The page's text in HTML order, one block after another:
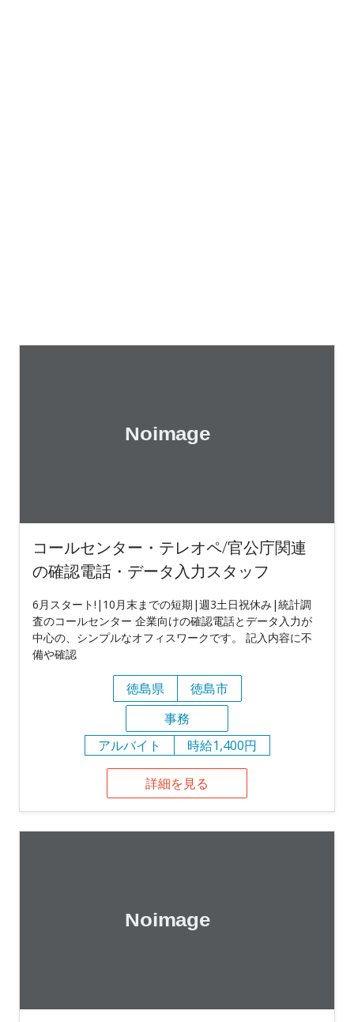
コールセンター・テレオペ/官公庁関連
の確認電話・データ入力スタッフ
6月スタート!|10月末までの短期|週3土日祝休み|統計調
査のコールセンター 企業向けの確認電話とデータ入力が
中心の、シンプルなオフィスワークです。 記入内容に不
備や確認
徳島県
徳島市
事務
アルバイト
時給1,400円
詳細を見る